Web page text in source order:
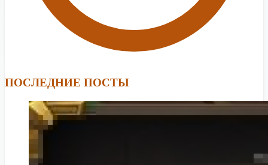
ПОСЛЕДНИЕ ПОСТЫ